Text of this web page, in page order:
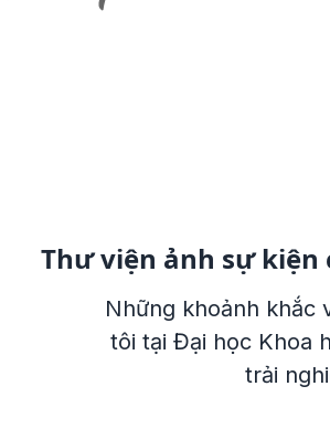
Thư viện ảnh sự kiện
Những khoảnh khắc
tôi tại Đại học Khoa
trải